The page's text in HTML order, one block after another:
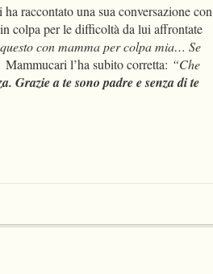
raccontato una sua conversazione con
colpa per le difficoltà da lui affrontate
con mamma per colpa mia… Se
Mammucari l’ha subito corretta: “Che
Grazie a te sono padre e senza di te